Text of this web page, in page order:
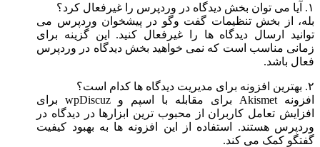
۱. آیا می توان بخش دیدگاه در وردپرس را غیرفعال کرد؟
بله، از بخش تنظیمات گفت وگو در پیشخوان وردپرس می
توانید ارسال دیدگاه ها را غیرفعال کنید. این گزینه برای
زمانی مناسب است که نمی خواهید بخش دیدگاه در وردپرس
فعال باشد.
۲. بهترین افزونه برای مدیریت دیدگاه ها کدام است؟
افزونه Akismet برای مقابله با اسپم و wpDiscuz برای
افزایش تعامل کاربران از محبوب ترین ابزارها در دیدگاه در
وردپرس هستند. استفاده از این افزونه ها به بهبود کیفیت
گفتگو کمک می کند.